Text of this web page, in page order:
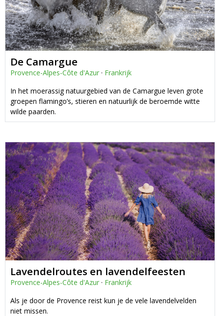
De Camargue
Provence-Alpes-Côte d'Azur · Frankrijk
In het moerassig natuurgebied van de Camargue leven grote
groepen flamingo’s, stieren en natuurlijk de beroemde witte
wilde paarden.
Lavendelroutes en lavendelfeesten
Provence-Alpes-Côte d'Azur · Frankrijk
Als je door de Provence reist kun je de vele lavendelvelden
niet missen.